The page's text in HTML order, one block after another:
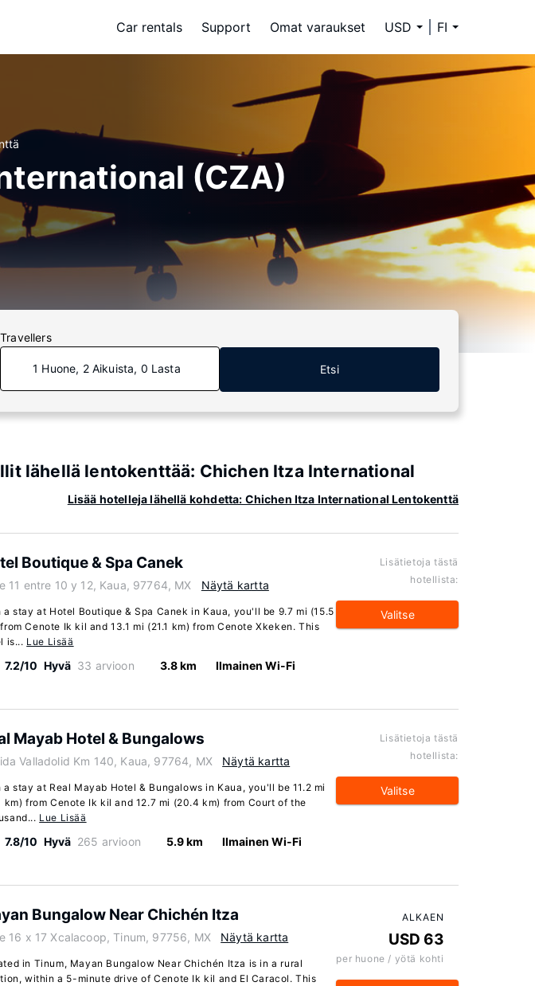
Car rentals Support Omat varaukset USD FI
(CZA)
Travellers
1 Huone, 2 Aikuista, 0 Lasta Etsi
lähellä lentokenttää: Chichen Itza International
Lisää hotelleja lähellä kohdetta: Chichen Itza International Lentokenttä
Boutique & Spa Canek
11 entre 10 y 12, Kaua, 97764, MX Näytä kartta
a stay at Hotel Boutique & Spa Canek in Kaua, you'll be 9.7 mi (15.5
Cenote Ik kil and 13.1 mi (21.1 km) from Cenote Xkeken. This
is... Lue Lisää
7.2/10 Hyvä 33 arvioon 3.8 km Ilmainen Wi-Fi
Lisätietoja tästä
hotellista:
Valitse
Mayab Hotel & Bungalows
Valladolid Km 140, Kaua, 97764, MX Näytä kartta
a stay at Real Mayab Hotel & Bungalows in Kaua, you'll be 11.2 mi
km) from Cenote Ik kil and 12.7 mi (20.4 km) from Court of the
Lue Lisää
7.8/10 Hyvä 265 arvioon 5.9 km Ilmainen Wi-Fi
Lisätietoja tästä
hotellista:
Valitse
Bungalow Near Chichén Itza
16 x 17 Xcalacoop, Tinum, 97756, MX Näytä kartta
in Tinum, Mayan Bungalow Near Chichén Itza is in a rural
within a 5-minute drive of Cenote Ik kil and El Caracol. This
ALKAEN
USD 63
per huone / yötä kohti